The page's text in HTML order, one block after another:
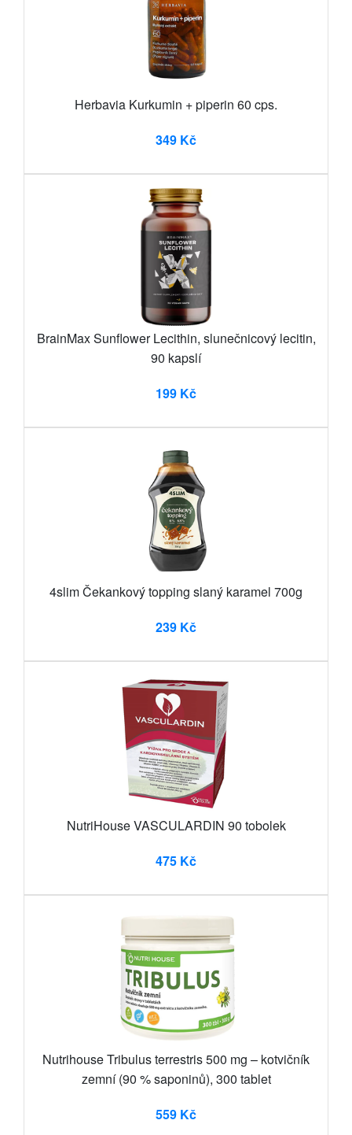
Herbavia Kurkumin + piperin 60 cps.
349 Kč
BrainMax Sunflower Lecithin, slunečnicový lecitin,
90 kapslí
199 Kč
4slim Čekankový topping slaný karamel 700g
239 Kč
NutriHouse VASCULARDIN 90 tobolek
475 Kč
Nutrihouse Tribulus terrestris 500 mg – kotvičník
zemní (90 % saponinů), 300 tablet
559 Kč